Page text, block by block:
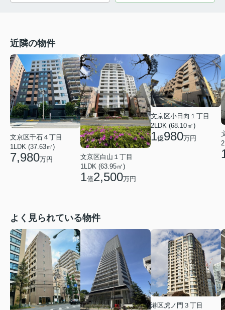
近隣の物件
文京区千石４丁目
1LDK (37.63㎡)
7,980万円
文京区白山１丁目
1LDK (63.95㎡)
1億2,500万円
文京区小日向１丁目
2LDK (68.10㎡)
1億980万円
よく見られている物件
港区虎ノ門３丁目